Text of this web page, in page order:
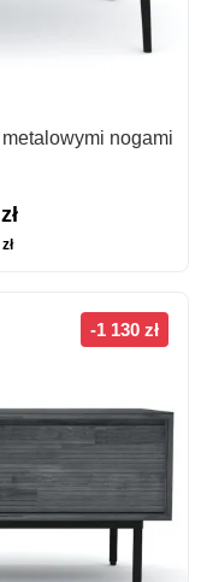
nogami
złAktualna
zł
-1 130 zł